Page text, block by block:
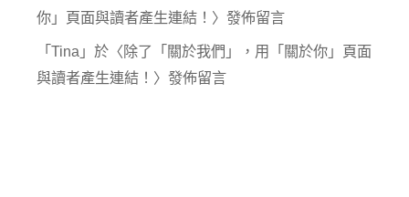
你」頁面與讀者產生連結！ 〉發佈留言
「 Tina 」於〈除了「關於我們」，用「關於你」頁面
與讀者產生連結！ 〉發佈留言